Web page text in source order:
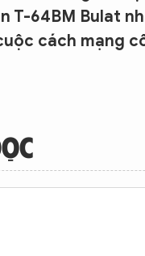
T-64BM Bulat
cách mạng